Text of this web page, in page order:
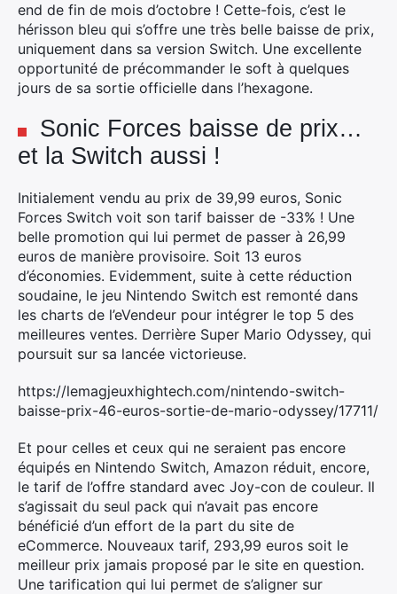
end de fin de mois d’octobre ! Cette-fois, c’est le
hérisson bleu qui s’offre une très belle baisse de prix,
uniquement dans sa version Switch. Une excellente
opportunité de précommander le soft à quelques
jours de sa sortie officielle dans l’hexagone.
Sonic Forces baisse de prix…
et la Switch aussi !
Initialement vendu au prix de 39,99 euros, Sonic
Forces Switch voit son tarif baisser de -33% ! Une
belle promotion qui lui permet de passer à 26,99
euros de manière provisoire. Soit 13 euros
d’économies. Evidemment, suite à cette réduction
soudaine, le jeu Nintendo Switch est remonté dans
les charts de l’eVendeur pour intégrer le top 5 des
meilleures ventes. Derrière Super Mario Odyssey, qui
poursuit sur sa lancée victorieuse.
https://lemagjeuxhightech.com/nintendo-switch-
baisse-prix-46-euros-sortie-de-mario-odyssey/17711/
Et pour celles et ceux qui ne seraient pas encore
équipés en Nintendo Switch, Amazon réduit, encore,
le tarif de l’offre standard avec Joy-con de couleur. Il
s’agissait du seul pack qui n’avait pas encore
bénéficié d’un effort de la part du site de
eCommerce. Nouveaux tarif, 293,99 euros soit le
meilleur prix jamais proposé par le site en question.
Une tarification qui lui permet de s’aligner sur